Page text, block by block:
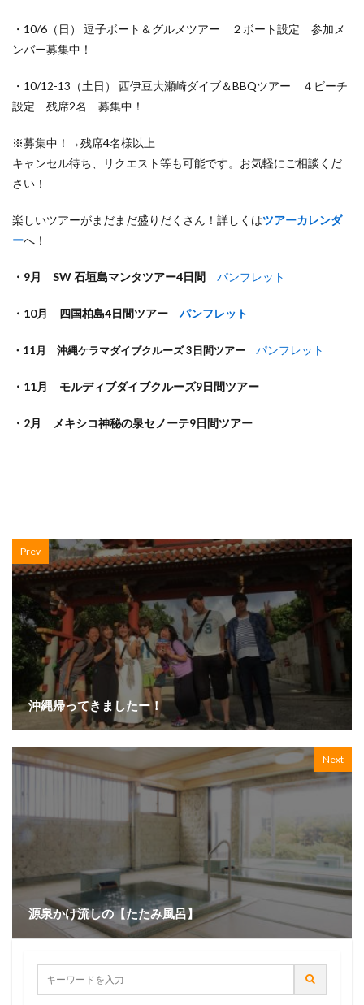
・10/6（日） 逗子ボート＆グルメツアー ２ボート設定 参加メ
ンバー募集中！
・10/12-13（土日） 西伊豆大瀬崎ダイブ＆BBQツアー ４ビーチ
設定 残席2名 募集中！
※募集中！→残席4名様以上
キャンセル待ち、リクエスト等も可能です。お気軽にご相談くだ
さい！
楽しいツアーがまだまだ盛りだくさん！詳しくはツアーカレンダ
ーへ！
・9月 SW 石垣島マンタツアー4日間 パンフレット
・10月 四国柏島4日間ツアー パンフレット
・11月 沖縄ケラマダイブクルーズ 3日間ツアー パンフレット
・11月 モルディブダイブクルーズ9日間ツアー
・2月 メキシコ神秘の泉セノーテ9日間ツアー
Prev
沖縄帰ってきましたー！
Next
源泉かけ流しの【たたみ風呂】